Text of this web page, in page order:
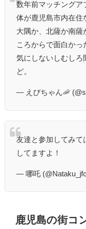
数年前マッチングア
体が鹿児島市内在住
大隅か、北薩か南薩
ころからで面白かっ
気にしないしむしろ
ど。
— えびちゃん🦐
友達と参加してみて
してますよ！
— 哪吒
鹿児島の街コ